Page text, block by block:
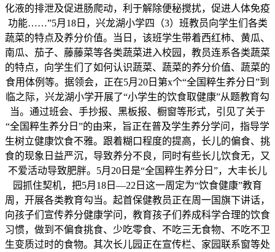
化液的排泄及促进肠爬动，利于解除便秘搅扰，促进人体免疫
功能……”5月18日，兴龙湖小学四（3）班教员向学生们各类
蔬菜的特点及养分价值。当日，该班学生带着西红柿、黄瓜、
南瓜、茄子、藤藤菜等各类蔬菜进入校园，教员连系各类蔬菜
的特点，向学生们了如何认识蔬菜、蔬菜的养分价值、蔬菜的
食用体例等。据领会，正在5月20日第x个“全国粹生养分日”到
临之际，兴龙湖小学开展了“小学生的饮食取健康”从题教育勾
当。通过班会、手抄报、黑板报、橱窗等形式，引见了关于
“全国粹生养分日”的由来，旨正在普及学生养分学问，指导学
生树立健康饮食不雅。跟着糊口程度的提高，长儿的偏食、挑
食的现象日益严沉，导致养分不良，同时有些长儿饮食无，又
不爱活动导致肥胖。5月20日是“全国粹生养分日”，大丰长儿
园抓住契机，把5月18日—22日这一周定为“饮食健康”教育
周，开展各类教育勾当。起首保健教员正在周一国旗下讲话，
向孩子们宣传养分健康学问，教育孩子们养成科学合理的饮食
习惯，做到不偏食挑食、少吃零食、不吃三无食物、不吃不卫
生变质过时的食物。其次长儿园正在宣传栏、家园联系窗等处